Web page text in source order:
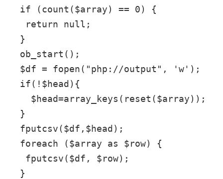
  if (count($array) == 0) {
   return null;
  }
  ob_start();
  $df = fopen("php://output", 'w');
  if(!$head){
    $head=array_keys(reset($array));
  }
  fputcsv($df,$head);
  foreach ($array as $row) {
   fputcsv($df, $row);
  }